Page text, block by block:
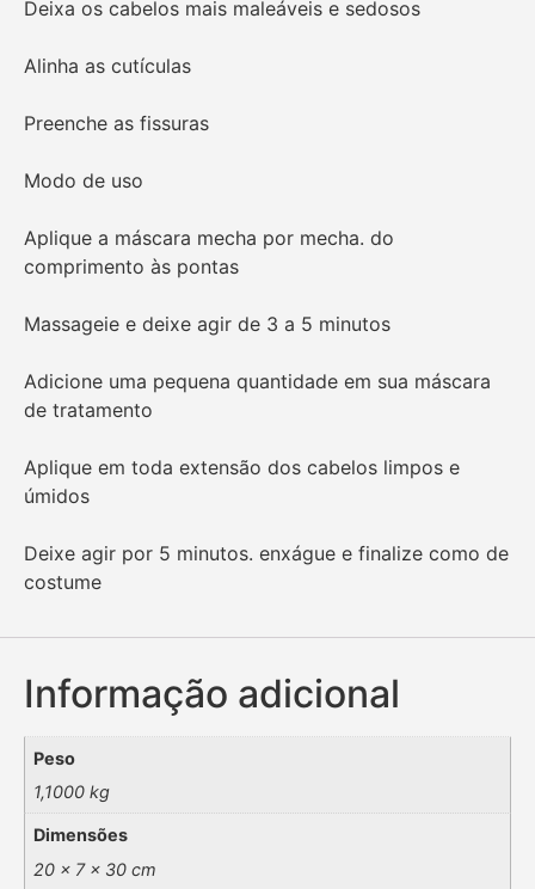
Deixa os cabelos mais maleáveis e sedosos
Alinha as cutículas
Preenche as fissuras
Modo de uso
Aplique a máscara mecha por mecha. do
comprimento às pontas
Massageie e deixe agir de 3 a 5 minutos
Adicione uma pequena quantidade em sua máscara
de tratamento
Aplique em toda extensão dos cabelos limpos e
úmidos
Deixe agir por 5 minutos. enxágue e finalize como de
costume
Informação adicional
Peso
1,1000 kg
Dimensões
20 × 7 × 30 cm